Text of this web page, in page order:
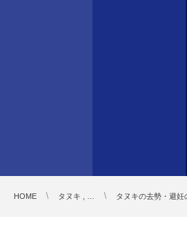
HOME タヌキ , … タヌキの去勢・避